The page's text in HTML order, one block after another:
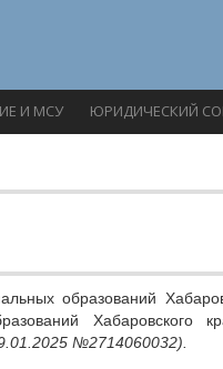
И МСУ ЮРИДИЧЕСКИЙ
образований
Хабаровского
№2714060032).